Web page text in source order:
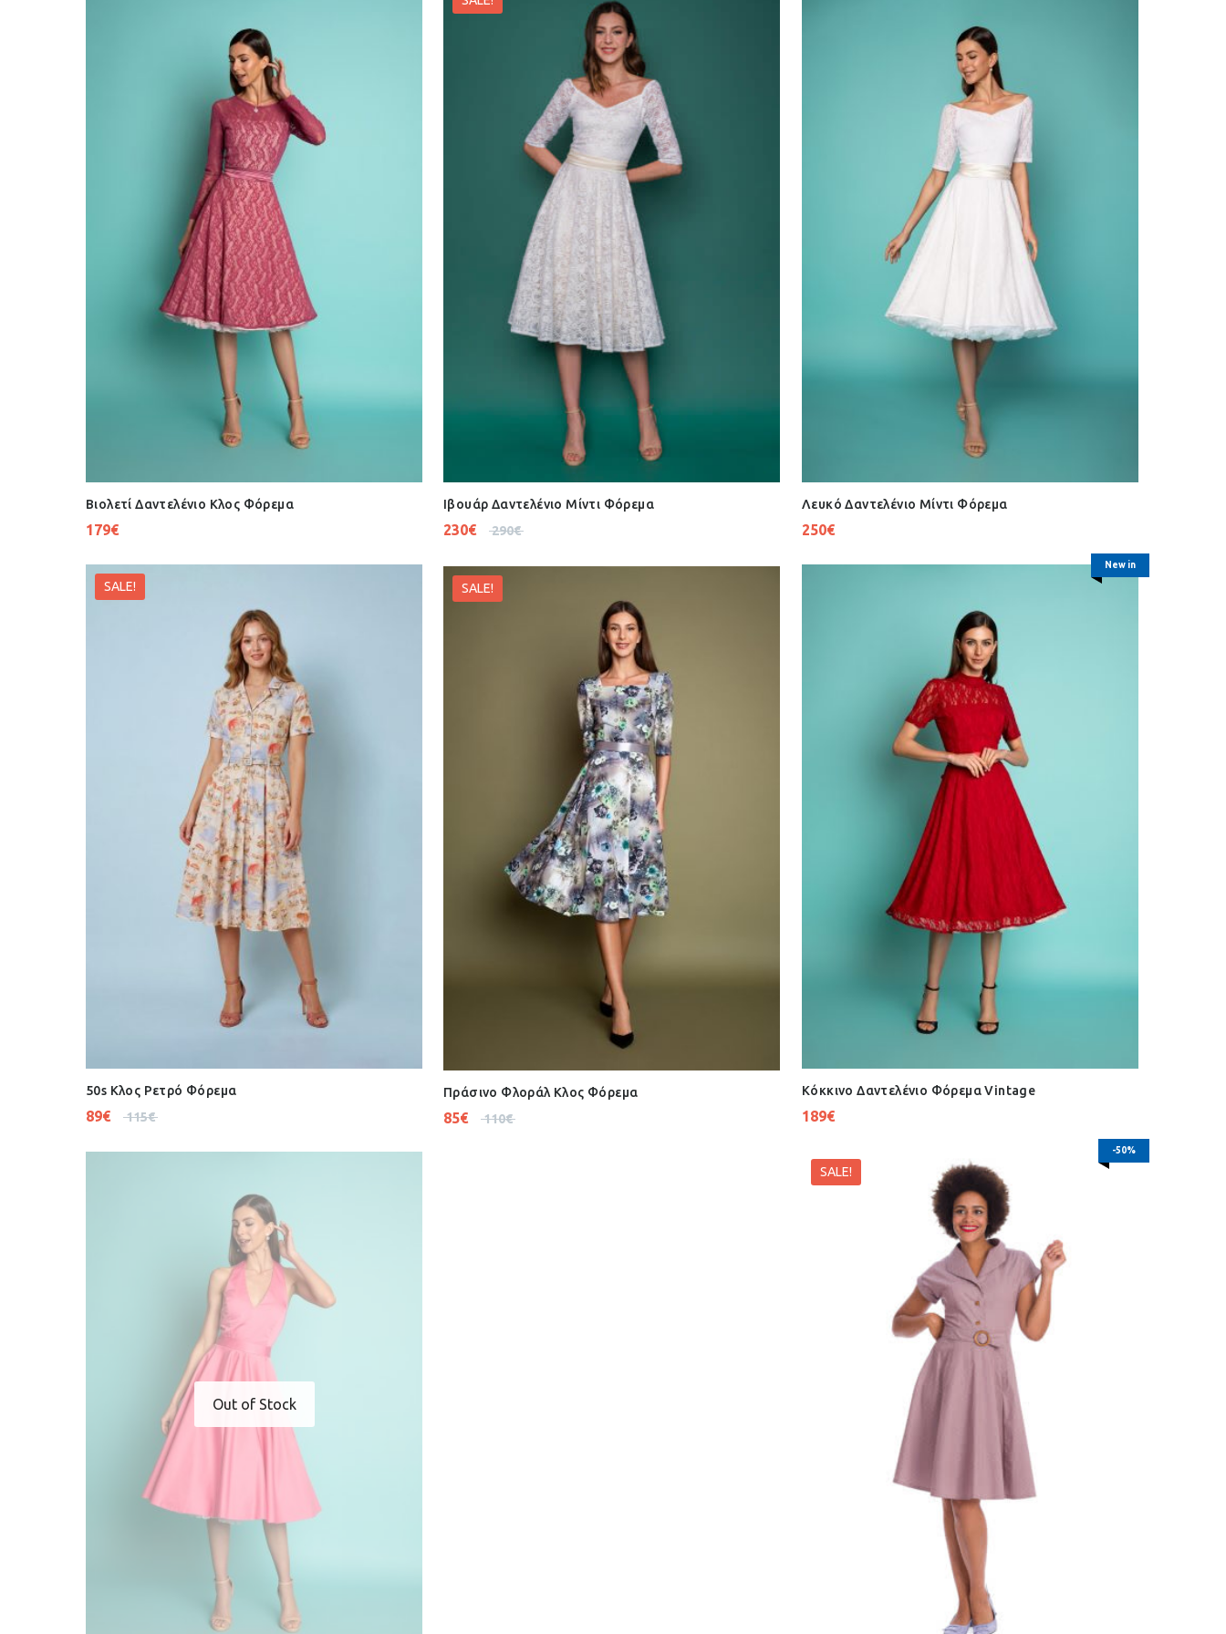
Βιολετί Δαντελένιο Κλος Φόρεμα
179€
Ιβουάρ Δαντελένιο Μίντι Φόρεμα
290€
230€
Λευκό Δαντελένιο Μίντι Φόρεμα
250€
SALE!
50s Κλος Ρετρό Φόρεμα
115€
89€
New in
Κόκκινο Δαντελένιο Φόρεμα Vintage
189€
SALE!
Πράσινο Φλοράλ Κλος Φόρεμα
110€
85€
-50%
SALE!
Out of Stock